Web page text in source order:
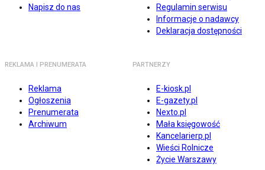
Napisz do nas
Regulamin serwisu
Informacje o nadawcy
Deklaracja dostępności
REKLAMA I PRENUMERATA
Reklama
Ogłoszenia
Prenumerata
Archiwum
PARTNERZY
E-kiosk.pl
E-gazety.pl
Nexto.pl
Mała księgowość
Kancelarierp.pl
Wieści Rolnicze
Życie Warszawy